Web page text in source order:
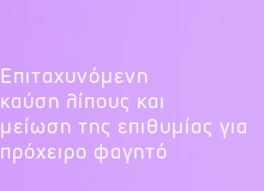
Επιταχυνόμενη
καύση λίπους και
μείωση της επιθυμίας για
πρόχειρο φαγητό